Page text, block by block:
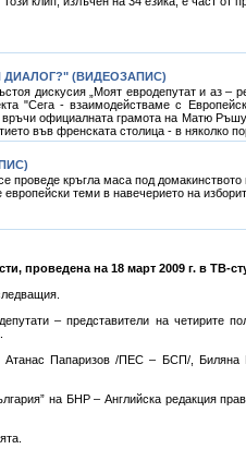
ДИАЛОГ?" (ВИДЕОЗАПИС)
дискусия „Моят евродепутат и аз –
"Сега - взаимодействаме с
официалната грамота на Матю
във френската столица - в няколко
кръгла маса под
теми в навечерието на
проведена на 18 март 2009 г. в ТВ-
– представители на четирите
Атанас Папаризов /ПЕС – БСП/,
на БНР – Английска редакция